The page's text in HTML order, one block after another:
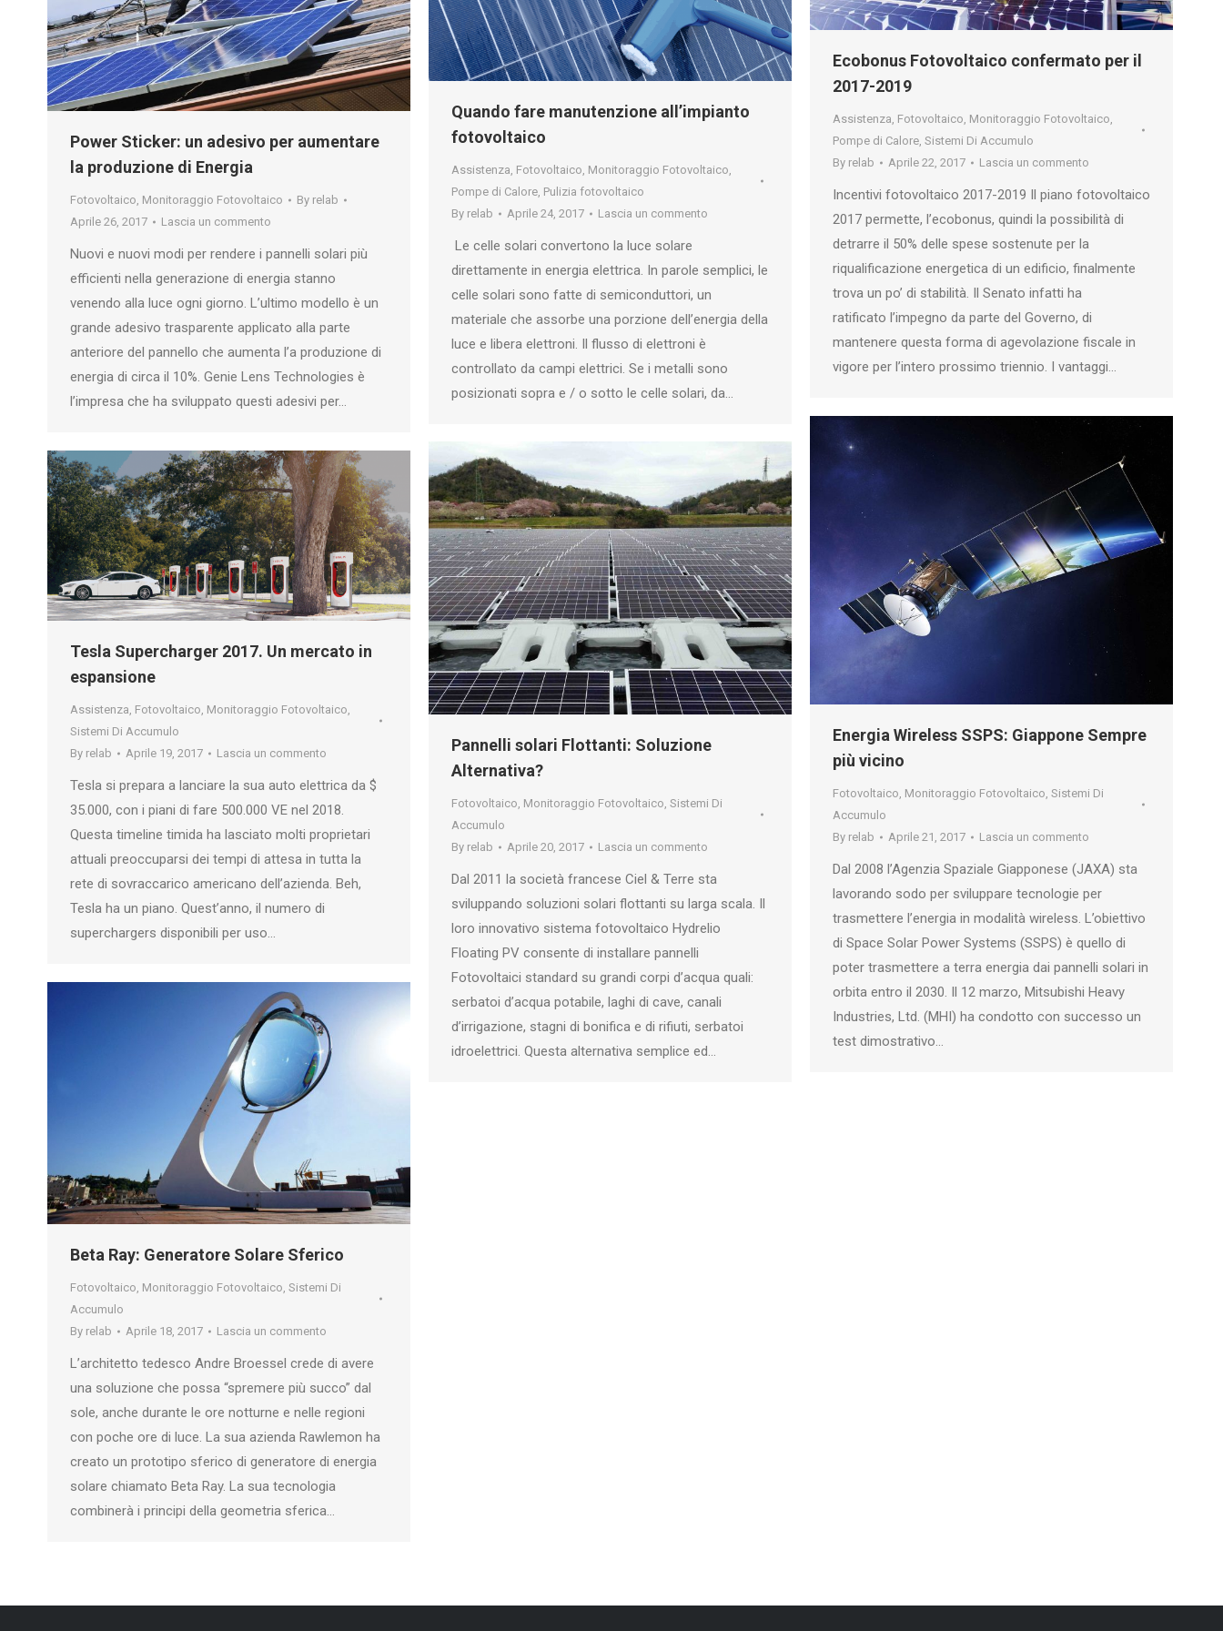
Power Sticker: un adesivo per aumentare
la produzione di Energia
Fotovoltaico, Monitoraggio Fotovoltaico By relab
Aprile 26, 2017
Lascia un commento
Nuovi e nuovi modi per rendere i pannelli solari più
efficienti nella generazione di energia stanno
venendo alla luce ogni giorno. L’ultimo modello è un
grande adesivo trasparente applicato alla parte
anteriore del pannello che aumenta l’a produzione di
energia di circa il 10%. Genie Lens Technologies è
l’impresa che ha sviluppato questi adesivi per…
Quando fare manutenzione all’impianto
fotovoltaico
Assistenza Fotovoltaico Monitoraggio Fotovoltaico
Pompe di Calore Pulizia fotovoltaico
By relab Aprile 24, 2017 Lascia un commento
Le celle solari convertono la luce solare
direttamente in energia elettrica. In parole semplici, le
celle solari sono fatte di semiconduttori, un
materiale che assorbe una porzione dell’energia della
luce e libera elettroni. Il flusso di elettroni è
controllato da campi elettrici. Se i metalli sono
posizionati sopra e / o sotto le celle solari, da…
Ecobonus Fotovoltaico confermato per il
2017-2019
Assistenza, Fotovoltaico, Monitoraggio Fotovoltaico,
Pompe di Calore, Sistemi Di Accumulo
By relab Aprile 22, 2017 Lascia un commento
Incentivi fotovoltaico 2017-2019 Il piano fotovoltaico
2017 permette, l’ecobonus, quindi la possibilità di
detrarre il 50% delle spese sostenute per la
riqualificazione energetica di un edificio, finalmente
trova un po’ di stabilità. Il Senato infatti ha
ratificato l’impegno da parte del Governo, di
mantenere questa forma di agevolazione fiscale in
vigore per l’intero prossimo triennio. I vantaggi…
Energia Wireless SSPS: Giappone Sempre
più vicino
Fotovoltaico Monitoraggio Fotovoltaico Sistemi Di
Accumulo
By relab Aprile 21, 2017 Lascia un commento
Dal 2008 l’Agenzia Spaziale Giapponese (JAXA) sta
lavorando sodo per sviluppare tecnologie per
trasmettere l’energia in modalità wireless. L’obiettivo
di Space Solar Power Systems (SSPS) è quello di
poter trasmettere a terra energia dai pannelli solari in
orbita entro il 2030. Il 12 marzo, Mitsubishi Heavy
Industries, Ltd. (MHI) ha condotto con successo un
test dimostrativo…
Pannelli solari Flottanti: Soluzione
Alternativa?
Fotovoltaico Monitoraggio Fotovoltaico Sistemi Di
Accumulo
By relab Aprile 20, 2017 Lascia un commento
Dal 2011 la società francese Ciel & Terre sta
sviluppando soluzioni solari flottanti su larga scala. Il
loro innovativo sistema fotovoltaico Hydrelio
Floating PV consente di installare pannelli
Fotovoltaici standard su grandi corpi d’acqua quali:
serbatoi d’acqua potabile, laghi di cave, canali
d’irrigazione, stagni di bonifica e di rifiuti, serbatoi
idroelettrici. Questa alternativa semplice ed…
Tesla Supercharger 2017. Un mercato in
espansione
Assistenza, Fotovoltaico, Monitoraggio Fotovoltaico,
Sistemi Di Accumulo
By relab Aprile 19, 2017 Lascia un commento
Tesla si prepara a lanciare la sua auto elettrica da $
35.000, con i piani di fare 500.000 VE nel 2018.
Questa timeline timida ha lasciato molti proprietari
attuali preoccuparsi dei tempi di attesa in tutta la
rete di sovraccarico americano dell’azienda. Beh,
Tesla ha un piano. Quest’anno, il numero di
superchargers disponibili per uso…
Beta Ray: Generatore Solare Sferico
Fotovoltaico Monitoraggio Fotovoltaico Sistemi Di
Accumulo
By relab Aprile 18, 2017 Lascia un commento
L’architetto tedesco Andre Broessel crede di avere
una soluzione che possa “spremere più succo” dal
sole, anche durante le ore notturne e nelle regioni
con poche ore di luce. La sua azienda Rawlemon ha
creato un prototipo sferico di generatore di energia
solare chiamato Beta Ray. La sua tecnologia
combinerà i principi della geometria sferica…